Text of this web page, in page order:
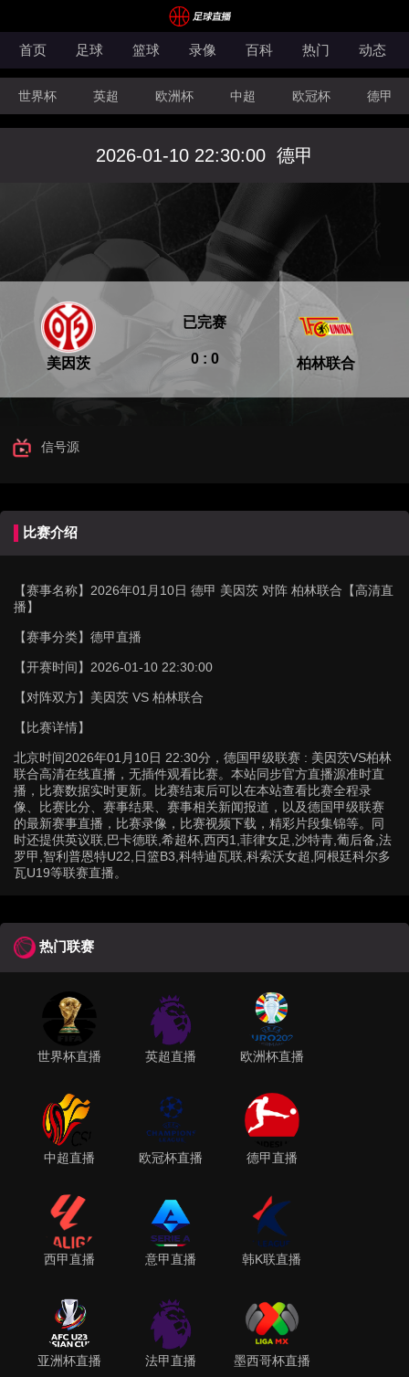
首页 足球 篮球 录像 百科 热门 动态
世界杯 英超 欧洲杯 中超 欧冠杯 德甲
CBA FIBA洲际杯
2026-01-10 22:30:00 德甲
美因茨 0 : 0
已完赛
柏林联合
信号源
比赛介绍
【赛事名称】 2026年01月10日 德甲 美因茨 对阵 柏林联合【高清直
播】
【赛事分类】 德甲直播
【开赛时间】 2026-01-10 22:30:00
【对阵双方】 美因茨 VS 柏林联合
【比赛详情】
北京时间2026年01月10日 22:30分，德国甲级联赛 : 美因茨VS柏林
联合高清在线直播，无插件观看比赛。本站同步官方直播源准时直
播，比赛数据实时更新。比赛结束后可以在本站查看比赛全程录
像、比赛比分、赛事结果、赛事相关新闻报道，以及德国甲级联赛
的最新赛事直播，比赛录像，比赛视频下载，精彩片段集锦等。同
时还提供英议联,巴卡德联,希超杯,西丙1,菲律女足,沙特青,葡后备,法
罗甲,智利普恩特U22,日篮B3,科特迪瓦联,科索沃女超,阿根廷科尔多
瓦U19等联赛直播。
热门联赛
世界杯直播 英超直播 欧洲杯直播
中超直播 欧冠杯直播 德甲直播
西甲直播 意甲直播 韩K联直播
亚洲杯直播 法甲直播 墨西哥杯直播